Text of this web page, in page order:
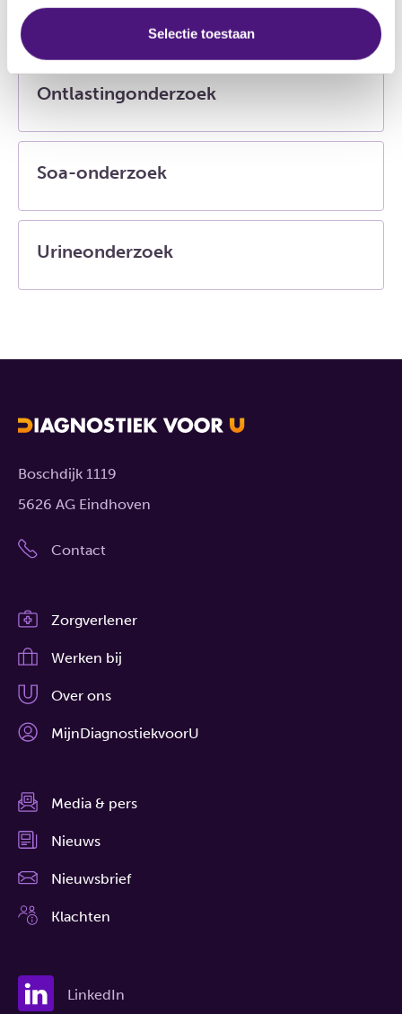
Selectie toestaan
Cardiovasculair Risico (CVR)
Ontlastingonderzoek
Soa-onderzoek
Urineonderzoek
Boschdijk 1119
5626 AG Eindhoven
Contact
Zorgverlener
Werken bij
Over ons
MijnDiagnostiekvoorU
Media & pers
Nieuws
Nieuwsbrief
Klachten
LinkedIn